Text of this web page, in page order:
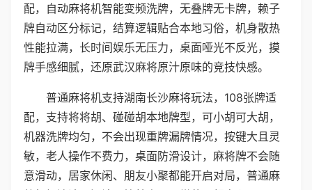
配，自动麻将机智能变频洗牌，无叠牌无卡牌，赖子
牌自动区分标记，结算逻辑贴合本地习俗，机身散热
性能拉满，长时间娱乐无压力，桌面哑光不反光，摸
牌手感细腻，还原武汉麻将原汁原味的竞技快感。
普通麻将机支持湖南长沙麻将玩法，108张牌适
配，支持将将胡、碰碰胡本地牌型，可小胡可大胡，
机器洗牌均匀，不会出现重牌漏牌情况，按键大且灵
敏，老人操作不费力，桌面防滑设计，麻将牌不会随
意滑动，居家休闲、朋友小聚都能开启对局，普通麻